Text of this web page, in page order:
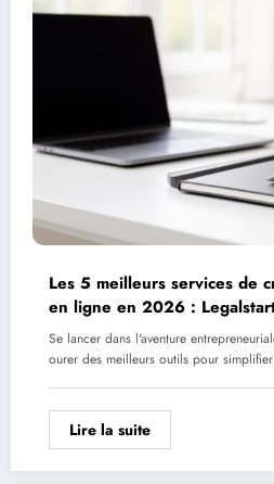
Les 5 meilleurs services de
en ligne en 2026 :
et plus encore
Se lancer dans l'aventure
ourer des meilleurs outils pour
Lire la suite